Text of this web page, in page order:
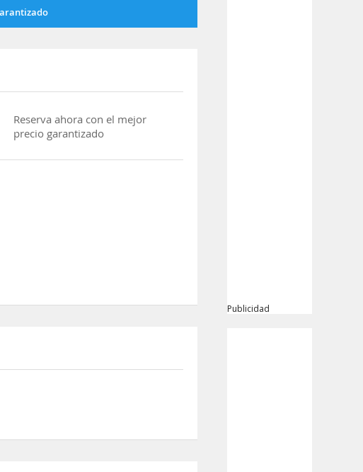
Reserva ahora con el mejor
precio garantizado
Publicidad